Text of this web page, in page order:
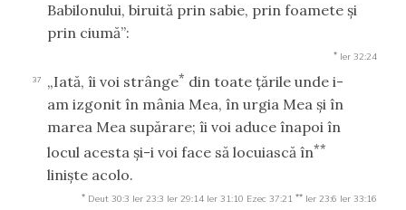
Babilonului, biruită prin sabie, prin foamete şi
prin ciumă”:
* Ier 32:24
37 „Iată, îi voi strânge* din toate ţările unde i-
am izgonit în mânia Mea, în urgia Mea şi în
marea Mea supărare; îi voi aduce înapoi în
locul acesta şi-i voi face să locuiască în**
linişte acolo.
* Deut 30:3 Ier 23:3 Ier 29:14 Ier 31:10 Ezec 37:21 ** Ier 23:6 Ier 33:16